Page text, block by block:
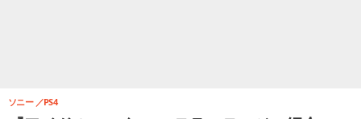
ソニー PS4